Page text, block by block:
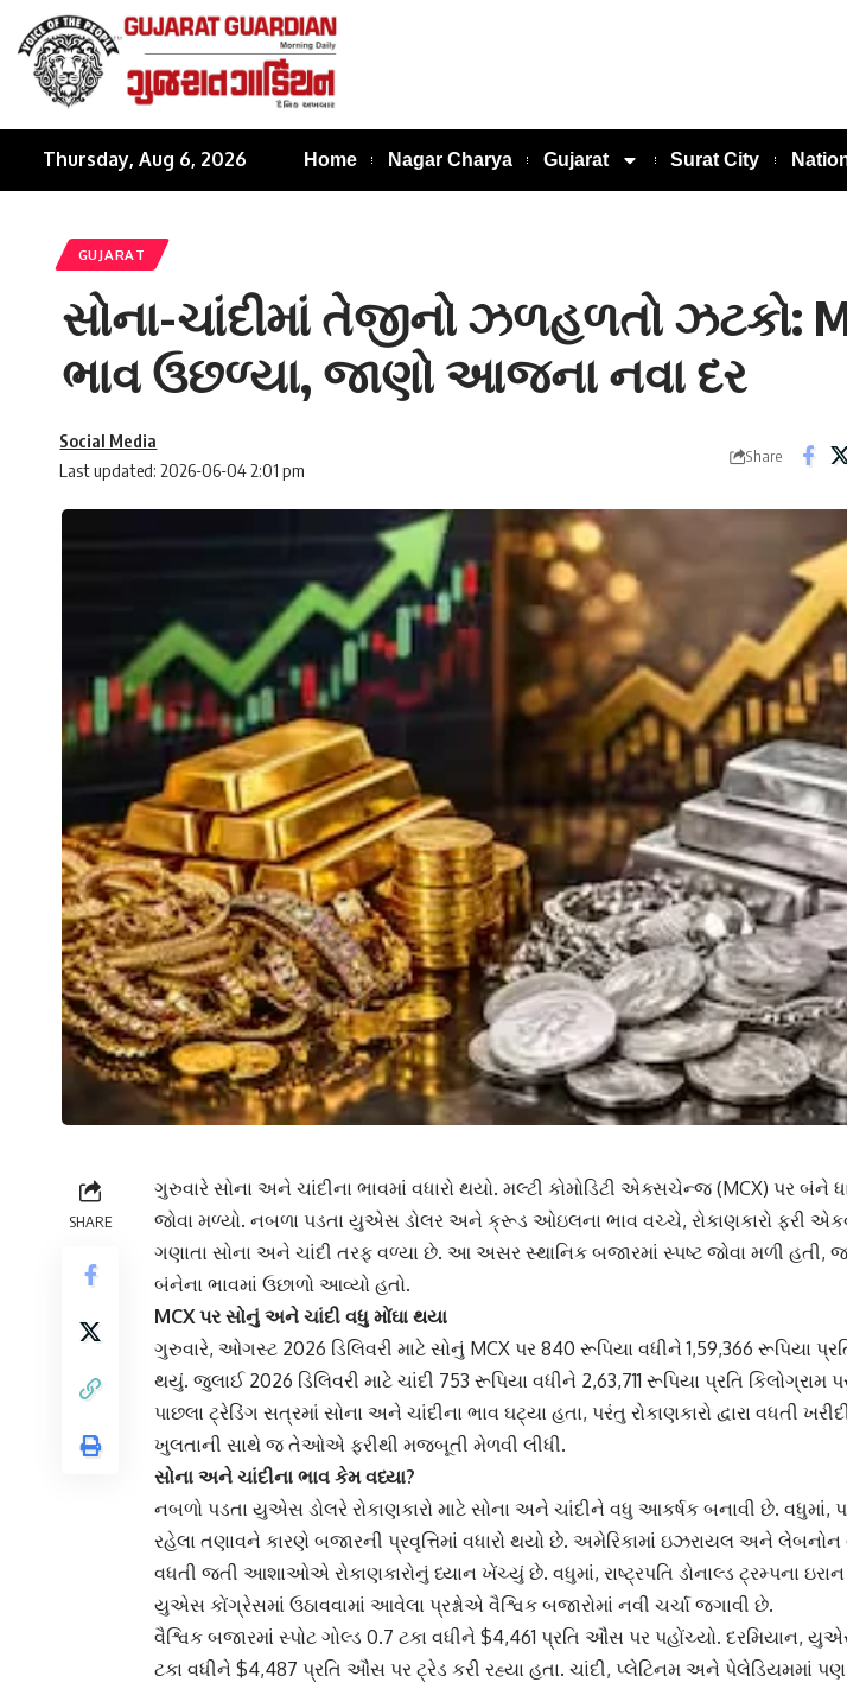
Thursday, Aug 6, 2026 Home Nagar Charya Gujarat Surat City
GUJARAT
સોના-ચાંદીમાં તેજીનો ઝળહળતો ઝટકો:
ભાવ ઉછળ્યા, જાણો આજના નવા દર
Last updated: 2026-06-04 2:01 pm
Social Media
Share
SHARE
ગુરુવારે સોના અને ચાંદીના ભાવમાં વધારો થયો. મલ્ટી કોમોડિટી એક્સચેન્જ (MCX) પર બંને
જોવા મળ્યો. નબળા પડતા યુએસ ડોલર અને ક્રૂડ ઓઇલના ભાવ વચ્ચે, રોકાણકારો ફરી
ગણાતા સોના અને ચાંદી તરફ વળ્યા છે. આ અસર સ્થાનિક બજારમાં સ્પષ્ટ જોવા મળી હતી,
બંનેના ભાવમાં ઉછાળો આવ્યો હતો.
MCX પર સોનું અને ચાંદી વધુ મોંઘા થયા
ગુરુવારે, ઓગસ્ટ 2026 ડિલિવરી માટે સોનું MCX પર 840 રૂપિયા વધીને 1,59,366 રૂપિયા
થયું. જુલાઈ 2026 ડિલિવરી માટે ચાંદી 753 રૂપિયા વધીને 2,63,711 રૂપિયા પ્રતિ કિલોગ્રામ
પાછલા ટ્રેડિંગ સત્રમાં સોના અને ચાંદીના ભાવ ઘટ્યા હતા, પરંતુ રોકાણકારો દ્વારા વધતી
ખુલતાની સાથે જ તેઓએ ફરીથી મજબૂતી મેળવી લીધી.
સોના અને ચાંદીના ભાવ કેમ વધ્યા?
નબળો પડતા યુએસ ડોલરે રોકાણકારો માટે સોના અને ચાંદીને વધુ આકર્ષક બનાવી છે. વધુમાં,
રહેલા તણાવને કારણે બજારની પ્રવૃત્તિમાં વધારો થયો છે. અમેરિકામાં ઇઝરાયલ અને લેબનોન
વધતી જતી આશાઓએ રોકાણકારોનું ધ્યાન ખેંચ્યું છે. વધુમાં, રાષ્ટ્રપતિ ડોનાલ્ડ ટ્રમ્પના
યુએસ કોંગ્રેસમાં ઉઠાવવામાં આવેલા પ્રશ્નોએ વૈશ્વિક બજારોમાં નવી ચર્ચા જગાવી છે.
વૈશ્વિક બજારમાં સ્પોટ ગોલ્ડ 0.7 ટકા વધીને $4,461 પ્રતિ ઔંસ પર પહોંચ્યો. દરમિયાન,
ટકા વધીને $4,487 પ્રતિ ઔંસ પર ટ્રેડ કરી રહ્યા હતા. ચાંદી, પ્લેટિનમ અને પેલેડિયમમાં